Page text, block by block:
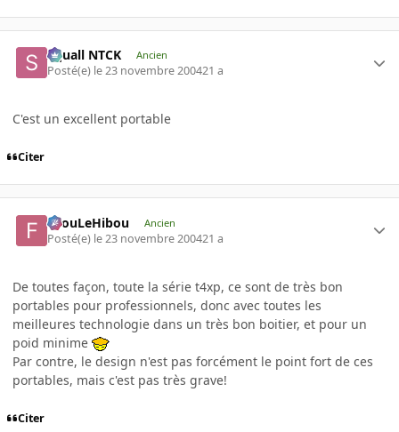
Squall NTCK Ancien
Posté(e) le 23 novembre 200421 a
C'est un excellent portable
Citer
FilouLeHibou Ancien
Posté(e) le 23 novembre 200421 a
De toutes façon, toute la série t4xp, ce sont de très bon
portables pour professionnels, donc avec toutes les
meilleures technologie dans un très bon boitier, et pour un
poid minime
Par contre, le design n'est pas forcément le point fort de ces
portables, mais c'est pas très grave!
Citer